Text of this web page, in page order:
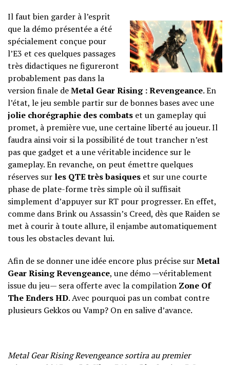
Il faut bien garder à l’esprit
que la démo présentée a été
spécialement conçue pour
l’E3 et ces quelques passages
très didactiques ne figureront
probablement pas dans la
version finale deMetal Gear Rising : Revengeance. En
l’état, le jeu semble partir sur de bonnes bases avec une
jolie chorégraphie des combats et un gameplay qui
promet, à première vue, une certaine liberté au joueur. Il
faudra ainsi voir si la possibilité de tout trancher n’est
pas que gadget et a une véritable incidence sur le
gameplay. En revanche, on peut émettre quelques
réserves sur les QTE très basiques et sur une courte
phase de plate-forme très simple où il suffisait
simplement d’appuyer sur RT pour progresser. En effet,
comme dans Brink ou Assassin’s Creed, dès que Raiden se
met à courir à toute allure, il enjambe automatiquement
tous les obstacles devant lui.
Afin de se donner une idée encore plus précise surMetal
Gear Rising Revengeance, une démo —véritablement
issue du jeu— sera offerte avec la compilation Zone Of
The Enders HD. Avec pourquoi pas un combat contre
plusieurs Gekkos ou Vamp? On en salive d’avance.
Metal Gear Rising Revengeance sortira au premier